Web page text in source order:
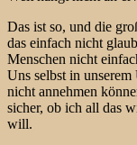
Das ist so, und die
das einfach nicht
Menschen nicht
Uns selbst in
nicht annehmen
sicher, ob ich all das
will.